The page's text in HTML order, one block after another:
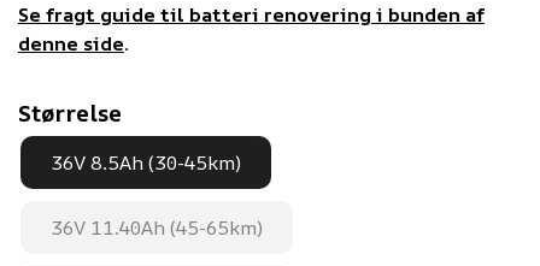
Se fragt guide til batteri renovering i bunden af
denne side.
Størrelse
36V 8.5Ah (30-45km)
36V 11.40Ah (45-65km)